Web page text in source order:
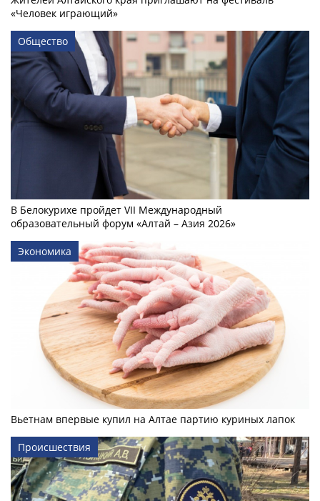
«Человек играющий»
Общество
В Белокурихе пройдет VII Международный
образовательный форум «Алтай – Азия 2026»
Экономика
Вьетнам впервые купил на Алтае партию куриных лапок
Происшествия